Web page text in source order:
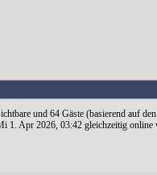
und 64 Gäste (basierend auf
1. Apr 2026, 03:42 gleichzeitig online